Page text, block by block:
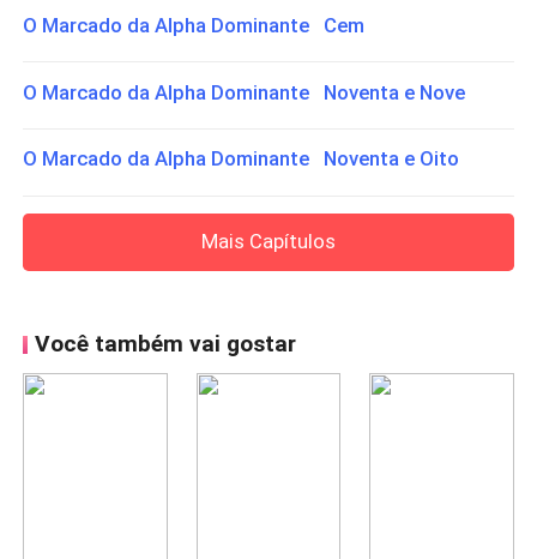
O Marcado da Alpha Dominante Cem
O Marcado da Alpha Dominante Noventa e Nove
O Marcado da Alpha Dominante Noventa e Oito
Mais Capítulos
Você também vai gostar